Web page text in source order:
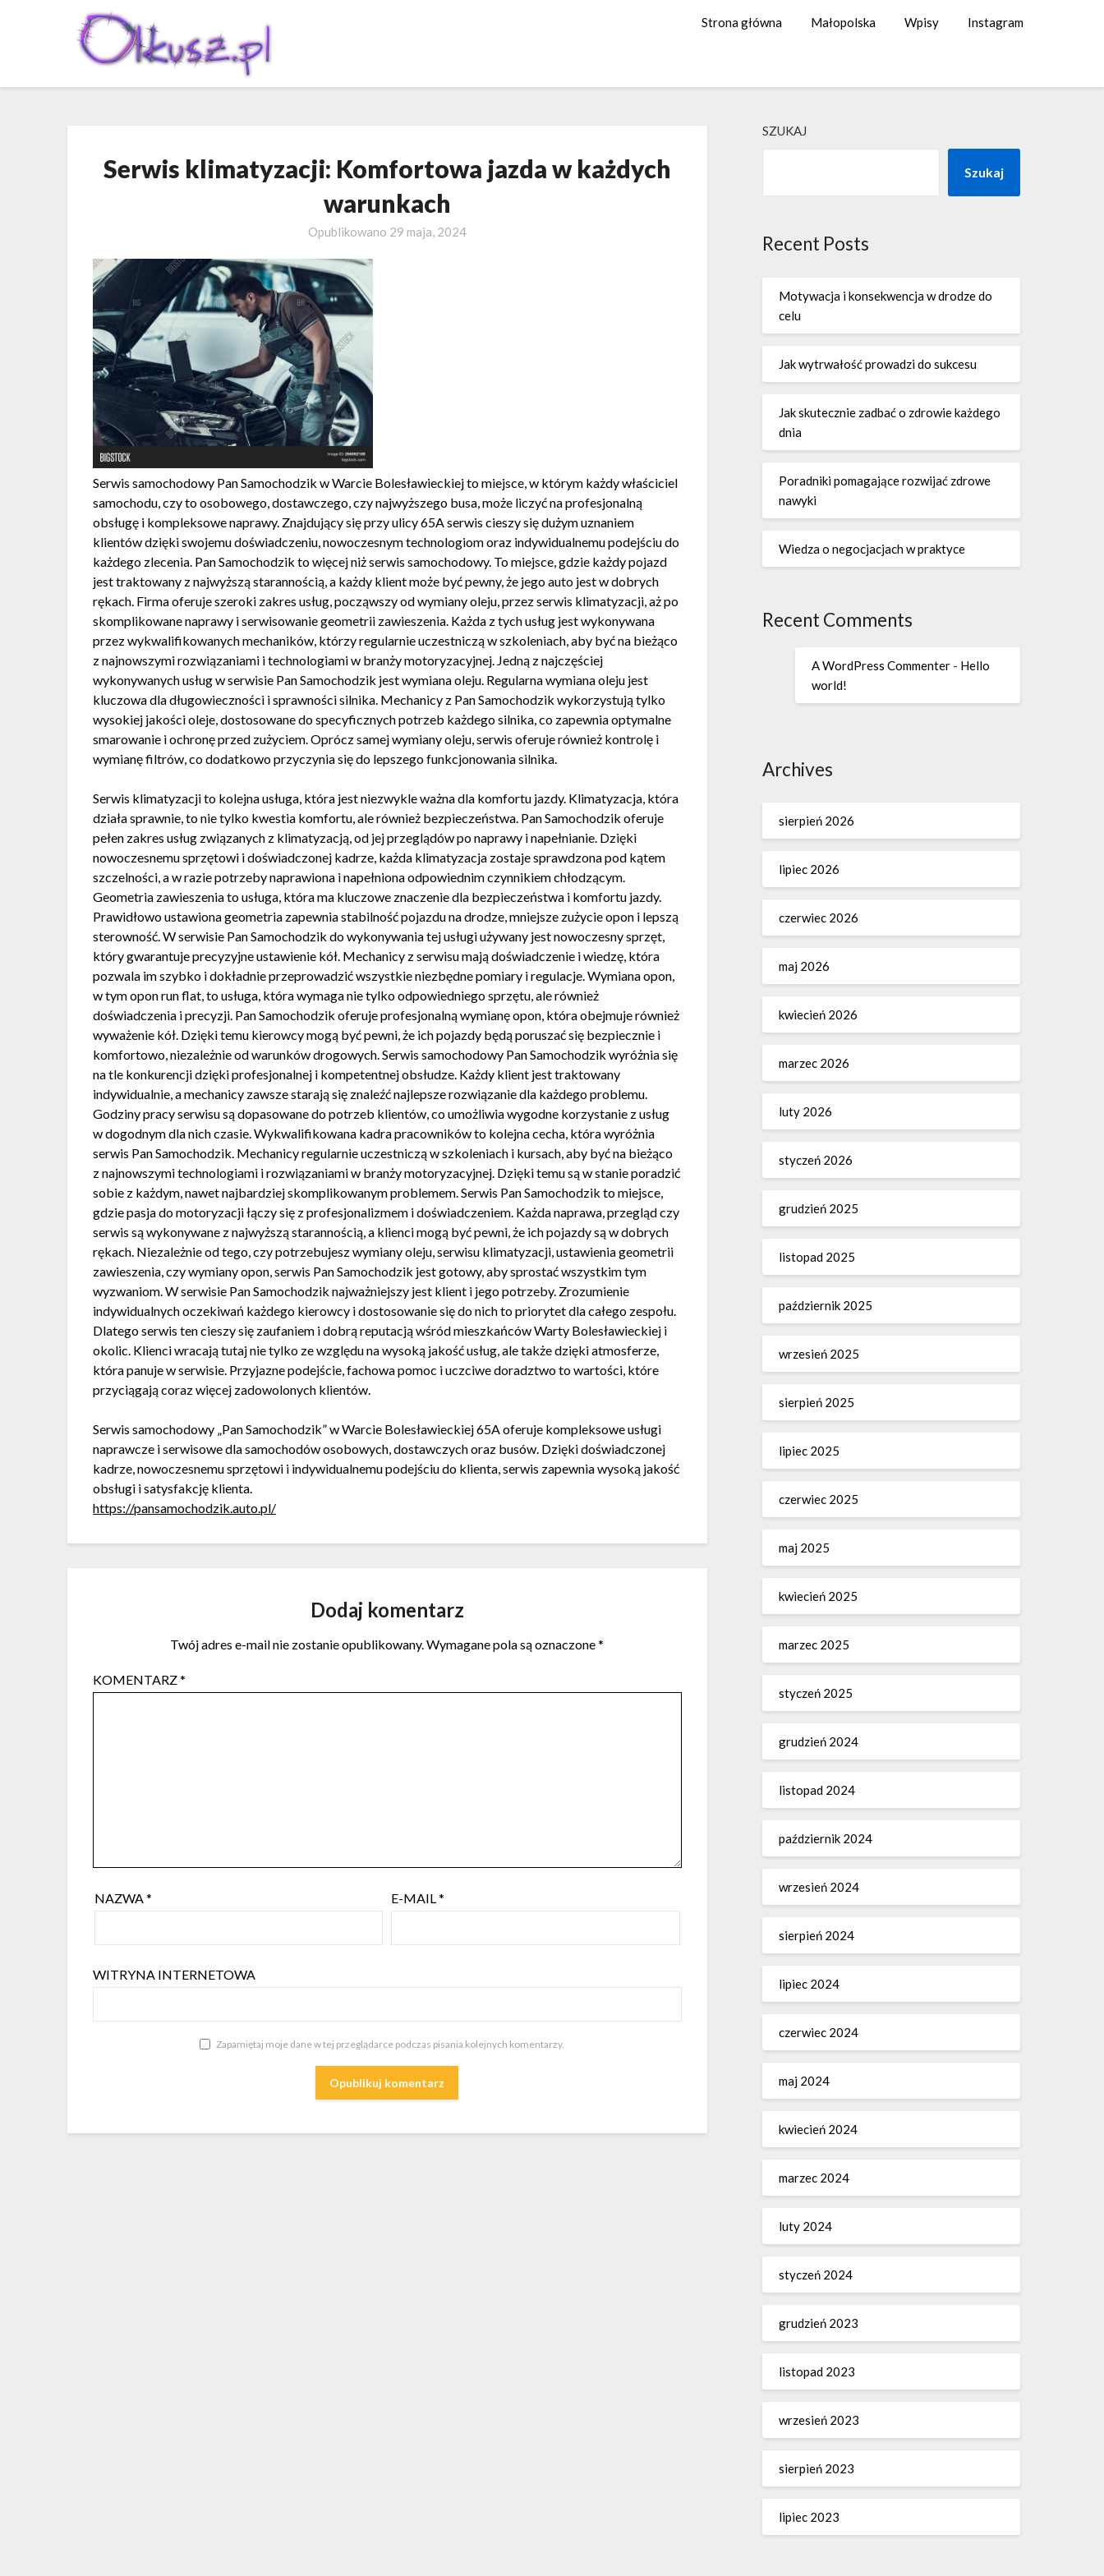
Strona główna Małopolska Wpisy Instagram
Serwis klimatyzacji: Komfortowa jazda w każdych
warunkach
Opublikowano 29 maja, 2024
Serwis samochodowy Pan Samochodzik w Warcie Bolesławieckiej to miejsce, w którym każdy właściciel
samochodu, czy to osobowego, dostawczego, czy najwyższego busa, może liczyć na profesjonalną
obsługę i kompleksowe naprawy. Znajdujący się przy ulicy 65A serwis cieszy się dużym uznaniem
klientów dzięki swojemu doświadczeniu, nowoczesnym technologiom oraz indywidualnemu podejściu do
każdego zlecenia. Pan Samochodzik to więcej niż serwis samochodowy. To miejsce, gdzie każdy pojazd
jest traktowany z najwyższą starannością, a każdy klient może być pewny, że jego auto jest w dobrych
rękach. Firma oferuje szeroki zakres usług, począwszy od wymiany oleju, przez serwis klimatyzacji, aż po
skomplikowane naprawy i serwisowanie geometrii zawieszenia. Każda z tych usług jest wykonywana
przez wykwalifikowanych mechaników, którzy regularnie uczestniczą w szkoleniach, aby być na bieżąco
z najnowszymi rozwiązaniami i technologiami w branży motoryzacyjnej. Jedną z najczęściej
wykonywanych usług w serwisie Pan Samochodzik jest wymiana oleju. Regularna wymiana oleju jest
kluczowa dla długowieczności i sprawności silnika. Mechanicy z Pan Samochodzik wykorzystują tylko
wysokiej jakości oleje, dostosowane do specyficznych potrzeb każdego silnika, co zapewnia optymalne
smarowanie i ochronę przed zużyciem. Oprócz samej wymiany oleju, serwis oferuje również kontrolę i
wymianę filtrów, co dodatkowo przyczynia się do lepszego funkcjonowania silnika.
Serwis klimatyzacji to kolejna usługa, która jest niezwykle ważna dla komfortu jazdy. Klimatyzacja, która
działa sprawnie, to nie tylko kwestia komfortu, ale również bezpieczeństwa. Pan Samochodzik oferuje
pełen zakres usług związanych z klimatyzacją, od jej przeglądów po naprawy i napełnianie. Dzięki
nowoczesnemu sprzętowi i doświadczonej kadrze, każda klimatyzacja zostaje sprawdzona pod kątem
szczelności, a w razie potrzeby naprawiona i napełniona odpowiednim czynnikiem chłodzącym.
Geometria zawieszenia to usługa, która ma kluczowe znaczenie dla bezpieczeństwa i komfortu jazdy.
Prawidłowo ustawiona geometria zapewnia stabilność pojazdu na drodze, mniejsze zużycie opon i lepszą
sterowność. W serwisie Pan Samochodzik do wykonywania tej usługi używany jest nowoczesny sprzęt,
który gwarantuje precyzyjne ustawienie kół. Mechanicy z serwisu mają doświadczenie i wiedzę, która
pozwala im szybko i dokładnie przeprowadzić wszystkie niezbędne pomiary i regulacje. Wymiana opon,
w tym opon run flat, to usługa, która wymaga nie tylko odpowiedniego sprzętu, ale również
doświadczenia i precyzji. Pan Samochodzik oferuje profesjonalną wymianę opon, która obejmuje również
wyważenie kół. Dzięki temu kierowcy mogą być pewni, że ich pojazdy będą poruszać się bezpiecznie i
komfortowo, niezależnie od warunków drogowych. Serwis samochodowy Pan Samochodzik wyróżnia się
na tle konkurencji dzięki profesjonalnej i kompetentnej obsłudze. Każdy klient jest traktowany
indywidualnie, a mechanicy zawsze starają się znaleźć najlepsze rozwiązanie dla każdego problemu.
Godziny pracy serwisu są dopasowane do potrzeb klientów, co umożliwia wygodne korzystanie z usług
w dogodnym dla nich czasie. Wykwalifikowana kadra pracowników to kolejna cecha, która wyróżnia
serwis Pan Samochodzik. Mechanicy regularnie uczestniczą w szkoleniach i kursach, aby być na bieżąco
z najnowszymi technologiami i rozwiązaniami w branży motoryzacyjnej. Dzięki temu są w stanie poradzić
sobie z każdym, nawet najbardziej skomplikowanym problemem. Serwis Pan Samochodzik to miejsce,
gdzie pasja do motoryzacji łączy się z profesjonalizmem i doświadczeniem. Każda naprawa, przegląd czy
serwis są wykonywane z najwyższą starannością, a klienci mogą być pewni, że ich pojazdy są w dobrych
rękach. Niezależnie od tego, czy potrzebujesz wymiany oleju, serwisu klimatyzacji, ustawienia geometrii
zawieszenia, czy wymiany opon, serwis Pan Samochodzik jest gotowy, aby sprostać wszystkim tym
wyzwaniom. W serwisie Pan Samochodzik najważniejszy jest klient i jego potrzeby. Zrozumienie
indywidualnych oczekiwań każdego kierowcy i dostosowanie się do nich to priorytet dla całego zespołu.
Dlatego serwis ten cieszy się zaufaniem i dobrą reputacją wśród mieszkańców Warty Bolesławieckiej i
okolic. Klienci wracają tutaj nie tylko ze względu na wysoką jakość usług, ale także dzięki atmosferze,
która panuje w serwisie. Przyjazne podejście, fachowa pomoc i uczciwe doradztwo to wartości, które
przyciągają coraz więcej zadowolonych klientów.
Serwis samochodowy „Pan Samochodzik” w Warcie Bolesławieckiej 65A oferuje kompleksowe usługi
naprawcze i serwisowe dla samochodów osobowych, dostawczych oraz busów. Dzięki doświadczonej
kadrze, nowoczesnemu sprzętowi i indywidualnemu podejściu do klienta, serwis zapewnia wysoką jakość
obsługi i satysfakcję klienta.
https://pansamochodzik.auto.pl/
Dodaj komentarz
Twój adres e-mail nie zostanie opublikowany.Wymagane pola są oznaczone*
KOMENTARZ*
NAZWA* E-MAIL*
WITRYNA INTERNETOWA
Zapamiętaj moje dane w tej przeglądarce podczas pisania kolejnych komentarzy.
SZUKAJ
Szukaj
Recent Posts
Motywacja i konsekwencja w drodze do
celu
Jak wytrwałość prowadzi do sukcesu
Jak skutecznie zadbać o zdrowie każdego
dnia
Poradniki pomagające rozwijać zdrowe
nawyki
Wiedza o negocjacjach w praktyce
Recent Comments
A WordPress Commenter- Hello
world!
Archives
sierpień 2026
lipiec 2026
czerwiec 2026
maj 2026
kwiecień 2026
marzec 2026
luty 2026
styczeń 2026
grudzień 2025
listopad 2025
październik 2025
wrzesień 2025
sierpień 2025
lipiec 2025
czerwiec 2025
maj 2025
kwiecień 2025
marzec 2025
styczeń 2025
grudzień 2024
listopad 2024
październik 2024
wrzesień 2024
sierpień 2024
lipiec 2024
czerwiec 2024
maj 2024
kwiecień 2024
marzec 2024
luty 2024
styczeń 2024
grudzień 2023
listopad 2023
wrzesień 2023
sierpień 2023
lipiec 2023